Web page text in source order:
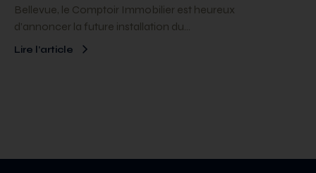
Bellevue, le Comptoir Immobilier est heureux
d’annoncer la future installation du…
Lire l’article